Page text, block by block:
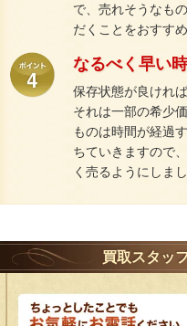
で、売れそうなも
だくことをおすす
なるべく早い
保存状態が良けれ
それは一部の希少
ものは時間が経過
ちていきますので
く売るようにしまし
買取スタッ